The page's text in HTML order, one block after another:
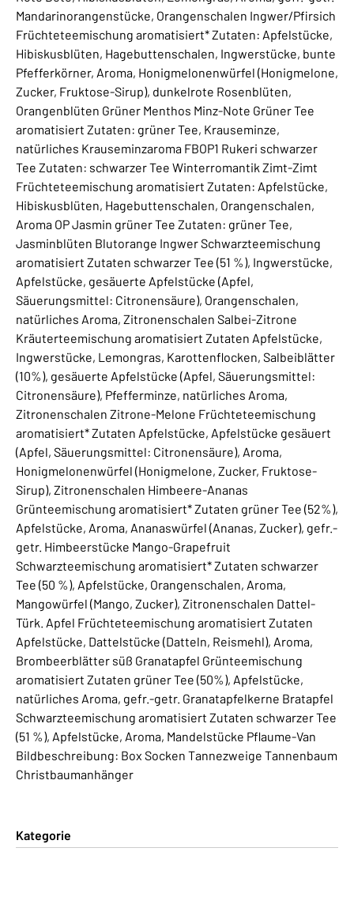
Mandarinorangenstücke, Orangenschalen Ingwer/Pfirsich
Früchteteemischung aromatisiert* Zutaten: Apfelstücke,
Hibiskusblüten, Hagebuttenschalen, Ingwerstücke, bunte
Pfefferkörner, Aroma, Honigmelonenwürfel (Honigmelone,
Zucker, Fruktose-Sirup), dunkelrote Rosenblüten,
Orangenblüten Grüner Menthos Minz-Note Grüner Tee
aromatisiert Zutaten: grüner Tee, Krauseminze,
natürliches Krauseminzaroma FBOP1 Rukeri schwarzer
Tee Zutaten: schwarzer Tee Winterromantik Zimt-Zimt
Früchteteemischung aromatisiert Zutaten: Apfelstücke,
Hibiskusblüten, Hagebuttenschalen, Orangenschalen,
Aroma OP Jasmin grüner Tee Zutaten: grüner Tee,
Jasminblüten Blutorange Ingwer Schwarzteemischung
aromatisiert Zutaten schwarzer Tee (51 %), Ingwerstücke,
Apfelstücke, gesäuerte Apfelstücke (Apfel,
Säuerungsmittel: Citronensäure), Orangenschalen,
natürliches Aroma, Zitronenschalen Salbei-Zitrone
Kräuterteemischung aromatisiert Zutaten Apfelstücke,
Ingwerstücke, Lemongras, Karottenflocken, Salbeiblätter
(10%), gesäuerte Apfelstücke (Apfel, Säuerungsmittel:
Citronensäure), Pfefferminze, natürliches Aroma,
Zitronenschalen Zitrone-Melone Früchteteemischung
aromatisiert* Zutaten Apfelstücke, Apfelstücke gesäuert
(Apfel, Säuerungsmittel: Citronensäure), Aroma,
Honigmelonenwürfel (Honigmelone, Zucker, Fruktose-
Sirup), Zitronenschalen Himbeere-Ananas
Grünteemischung aromatisiert* Zutaten grüner Tee (52%),
Apfelstücke, Aroma, Ananaswürfel (Ananas, Zucker), gefr.-
getr. Himbeerstücke Mango-Grapefruit
Schwarzteemischung aromatisiert* Zutaten schwarzer
Tee (50 %), Apfelstücke, Orangenschalen, Aroma,
Mangowürfel (Mango, Zucker), Zitronenschalen Dattel-
Türk. Apfel Früchteteemischung aromatisiert Zutaten
Apfelstücke, Dattelstücke (Datteln, Reismehl), Aroma,
Brombeerblätter süß Granatapfel Grünteemischung
aromatisiert Zutaten grüner Tee (50%), Apfelstücke,
natürliches Aroma, gefr.-getr. Granatapfelkerne Bratapfel
Schwarzteemischung aromatisiert Zutaten schwarzer Tee
(51 %), Apfelstücke, Aroma, Mandelstücke Pflaume-Van
Bildbeschreibung: Box Socken Tannezweige Tannenbaum
Christbaumanhänger
Kategorie